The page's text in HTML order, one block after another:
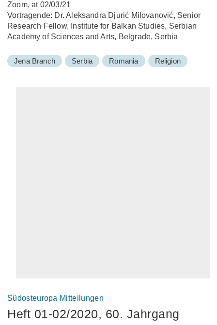
Zoom, at 02/03/21
Vortragende: Dr. Aleksandra Djurić Milovanović, Senior
Research Fellow, Institute for Balkan Studies, Serbian
Academy of Sciences and Arts, Belgrade, Serbia
Jena Branch Serbia Romania Religion
Südosteuropa Mitteilungen
Heft 01-02/2020, 60. Jahrgang